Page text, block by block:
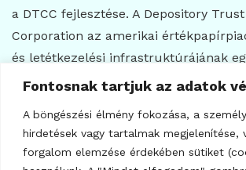
Fontosnak tartjuk az adatok
A böngészési élmény fokozása, a
hirdetések vagy tartalmak megjelenítése,
forgalom elemzése érdekében sütiket
a DTCC fejlesztése. A Depository
Corporation az amerikai
és letétkezelési infrastruktúrájának
szereplője.
A DTCC 2026 májusában közölte,
pénzügyi vállalattal dolgozik együtt új
szolgáltatásán. A korlátozott éles